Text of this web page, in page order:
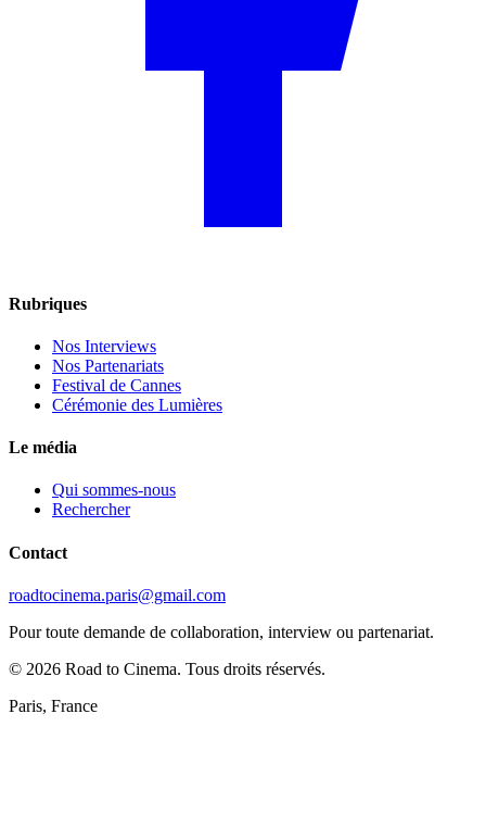
Rubriques
Nos Interviews
Nos Partenariats
Festival de Cannes
Cérémonie des Lumières
Le média
Qui sommes-nous
Rechercher
Contact
roadtocinema.paris@gmail.com
Pour toute demande de collaboration, interview ou partenariat.
© 2026 Road to Cinema. Tous droits réservés.
Paris, France